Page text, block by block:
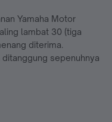
Yamaha Motor
lambat 30 (tiga
diterima.
ditanggung sepenuhnya